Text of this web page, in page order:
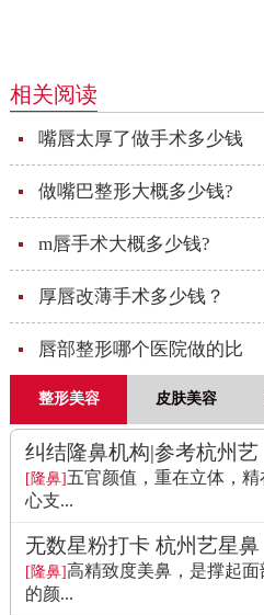
相关阅读
嘴唇太厚了做手术多少钱
做嘴巴整形大概多少钱?
m唇手术大概多少钱?
厚唇改薄手术多少钱？
唇部整形哪个医院做的比
整形美容 皮肤美容
纠结隆鼻机构|参考杭州艺
[隆鼻]五官颜值，重在立体，
心支...
无数星粉打卡 杭州艺星鼻
[隆鼻]高精致度美鼻，是撑起
的颜...